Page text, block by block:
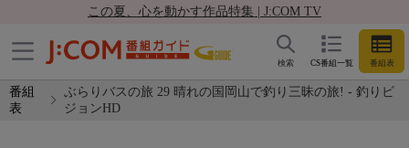
この夏、心を動かす作品特集 | J:COM TV
CS番組一覧 番組表
検索
番組
表
ぶらりバスの旅 29 晴れの国岡山で釣り三昧の旅! - 釣りビ
ジョンHD